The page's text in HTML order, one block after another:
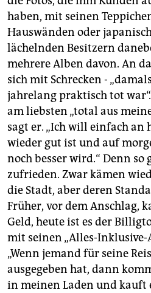
haben, mit seinen
Hauswänden oder
lächelnden Besitzern
mehrere Alben davon. An
sich mit Schrecken -
jahrelang praktisch tot
am liebsten „total aus
sagt er. „Ich will einfach an
wieder gut ist und auf
noch besser wird.“ Denn
zufrieden. Zwar kämen
die Stadt, aber deren
Früher, vor dem Anschlag,
Geld, heute ist es der
mit seinen „Alles-Inklusive-
„Wenn jemand für seine
ausgegeben hat, dann
in meinen Laden und kauft